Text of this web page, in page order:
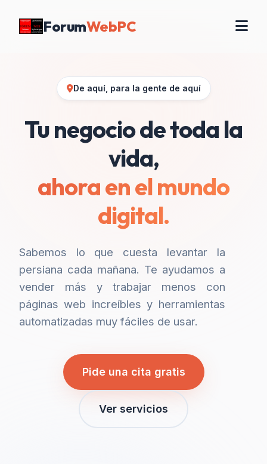
ForumWebPC
De aquí, para la gente de aquí
Tu negocio de toda la
vida,
ahora en el mundo
digital.
Sabemos lo que cuesta levantar la
persiana cada mañana. Te ayudamos a
vender más y trabajar menos con
páginas web increíbles y herramientas
automatizadas muy fáciles de usar.
Pide una cita gratis
Ver servicios